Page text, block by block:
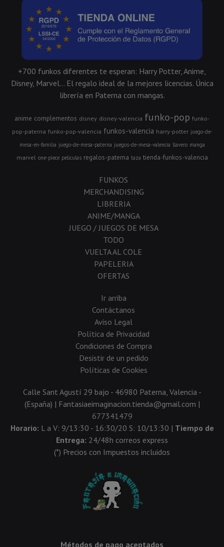
+700 funkos diferentes te esperan: Harry Potter, Anime,
Disney, Marvel... El regalo ideal de la mejores licencias. Única
librería en Paterna con mangas.
anime complementos disney disney-valencia funko-pop funko-
pop-paterna funko-pop-valencia funkos-valencia harry-potter juego-de-
mesa-en-familia juego-de-mesa-paterna juegos-de-mesa-valencia llavero manga
marvel one-piece peliculas regalos-paterna taza tienda-funkos-valencia
FUNKOS
MERCHANDISING
LIBRERIA
ANIME/MANGA
JUEGO / JUEGOS DE MESA
TODO
VUELTA AL COLE
PAPELERIA
OFERTAS
Ir arriba
Contáctanos
Aviso Legal
Política de Privacidad
Condiciones de Compra
Desistir de un pedido
Políticas de Cookies
Calle Sant Agustí 29 bajo - 46980 Paterna, Valencia -
(España) | Fantasiaeimaginacion.tienda@gmail.com |
677341479
Horario: L a V: 9/13:30 - 16:30/20 S: 10/13:30 | Tiempo de
Entrega: 24/48h correos express
(*) Precios con Impuestos incluidos
Métodos de pago aceptados